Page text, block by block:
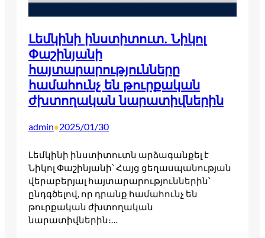
Լեմկինի ինստիտուտ. Նիկոլ
Փաշինյանի
հայտարարությունները
համահունչ են թուրքական
ժխտողական նարատիվներին
admin•2025/01/30
Լեմկինի ինստիտուտն արձագանքել է
Նիկոլ Փաշինյանի՝ Հայց ցեղասպանության
վերաբերյալ հայտարարություններին՝
ընդգծելով, որ դրանք համահունչ են
թուրքական ժխտողական
նարատիվներին։…